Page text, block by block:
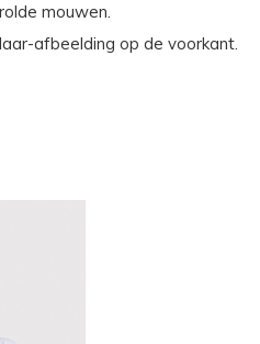
mouwen.
afbeelding op de voorkant.